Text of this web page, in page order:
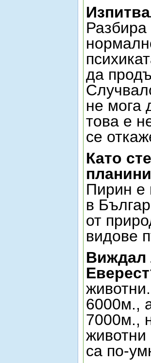
Разбира
да
не мога
това е
се
Като
Пирин е
в
от
видове
Виждал
6000м.,
7000м.,
животни
са по-